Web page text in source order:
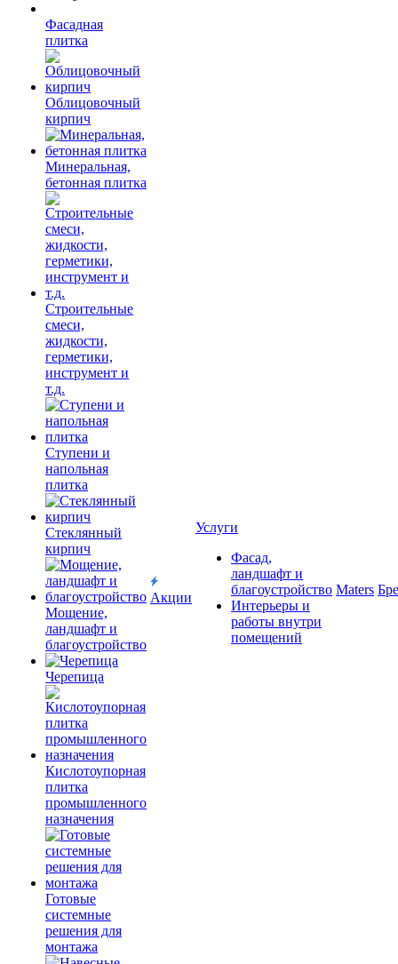
Фасадная
плитка
Облицовочный
кирпич
Минеральная,
бетонная плитка
Строительные
смеси,
жидкости,
герметики,
инструмент и
т.д.
Ступени и
напольная
плитка
Cтеклянный
кирпич
Мощение,
ландшафт и
благоустройство
Черепица
Кислотоупорная
плитка
промышленного
назначения
Готовые
системные
решения для
монтажа
Акции
Услуги
Фасад,
ландшафт и
благоустройство
Интерьеры и
работы внутри
помещений
Maters